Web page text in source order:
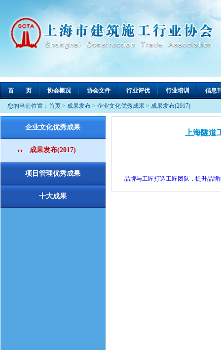
首 页 协会概况 协会文件 行业评优 行业培训 信息
您的当前位置： 首页 > 成果发布 > 企业文化优秀成果 > 成果发布(2017)
企业文化优秀成果
成果发布(2017)
项目管理优秀成果
十大成果
上海隧
品牌与工匠打造工匠团队，提升品牌